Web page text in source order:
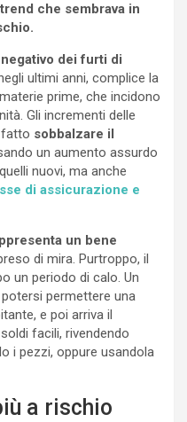
che sembrava in
dei furti di
ultimi anni, complice la
prime, che incidono
Gli incrementi delle
fatto sobbalzare il
un aumento assurdo
nuovi, ma anche
di assicurazione e
un bene
di mira. Purtroppo, il
un periodo di calo. Un
permettere una
e poi arriva il
facili, rivendendo
i pezzi, oppure usandola
a rischio